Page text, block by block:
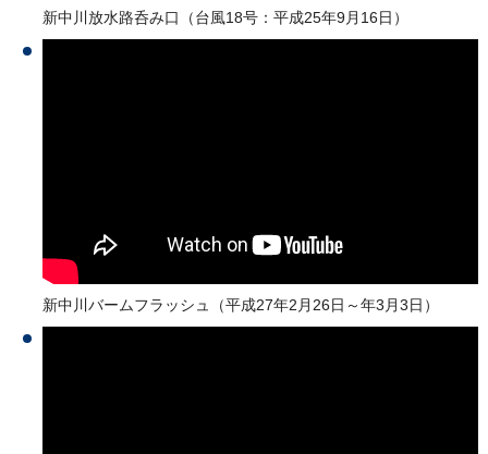
新中川放水路呑み口（台風18号：平成25年9月16日）
新中川バームフラッシュ（平成27年2月26日～年3月3日）